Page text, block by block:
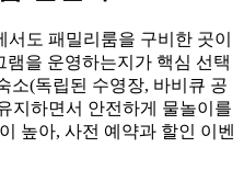
도 패밀리룸을 구비한 곳이
을 운영하는지가 핵심 선택
소(독립된 수영장, 바비큐 공
지하면서 안전하게 물놀이를
높아, 사전 예약과 할인 이벤